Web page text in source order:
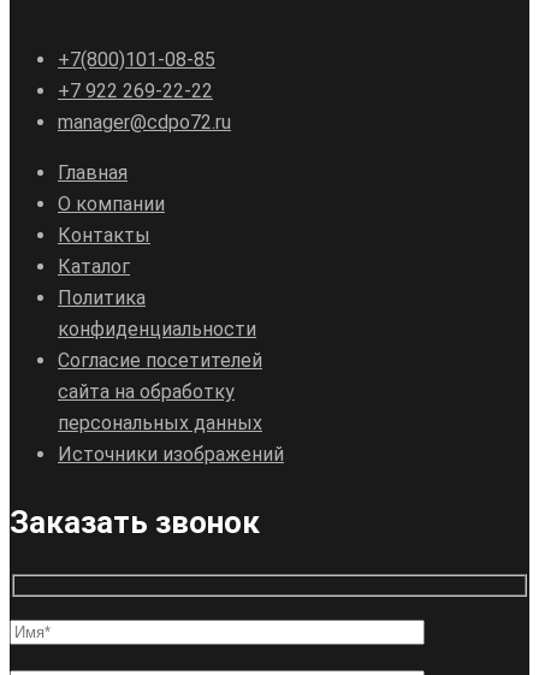
+7(800)101-08-85
+7 922 269-22-22
manager@cdpo72.ru
Главная
О компании
Контакты
Каталог
Политика
конфиденциальности
Согласие посетителей
сайта на обработку
персональных данных
Источники изображений
Заказать звонок